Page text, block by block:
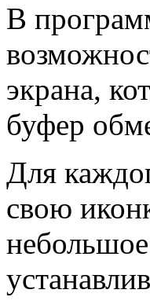
В
экрана,
буфер
Для
свою